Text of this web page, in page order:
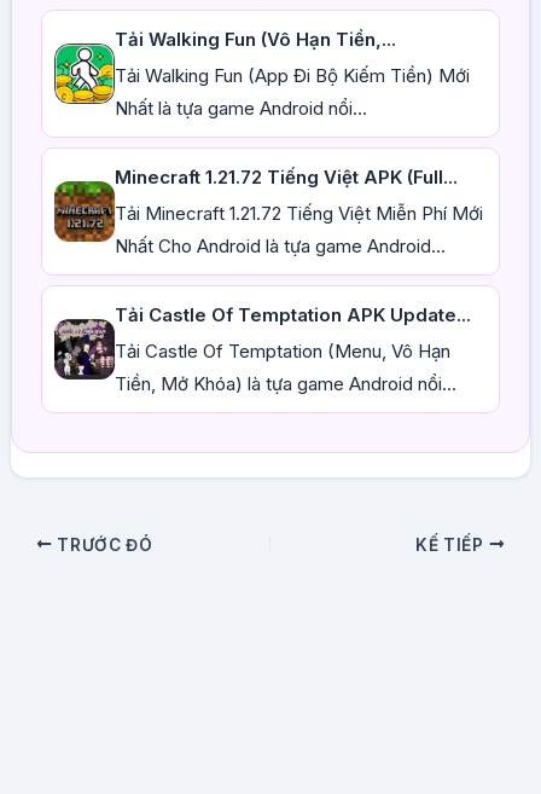
Tải Walking Fun (Vô Hạn Tiền,...
Tải Walking Fun (App Đi Bộ Kiếm Tiền) Mới
Nhất là tựa game Android nổi...
Minecraft 1.21.72 Tiếng Việt APK (Full...
Tải Minecraft 1.21.72 Tiếng Việt Miễn Phí Mới
Nhất Cho Android là tựa game Android...
Tải Castle Of Temptation APK Update...
Tải Castle Of Temptation (Menu, Vô Hạn
Tiền, Mở Khóa) là tựa game Android nổi...
TRƯỚC ĐÓ KẾ TIẾP